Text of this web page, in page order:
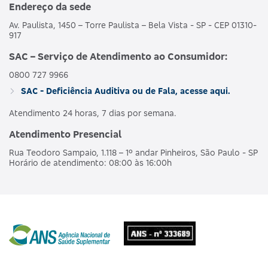
Endereço da sede
Av. Paulista, 1450 – Torre Paulista – Bela Vista - SP - CEP 01310-
917
SAC – Serviço de Atendimento ao Consumidor:
0800 727 9966
SAC - Deficiência Auditiva ou de Fala, acesse aqui.
Atendimento 24 horas, 7 dias por semana.
Atendimento Presencial
Rua Teodoro Sampaio, 1.118 – 1º andar Pinheiros, São Paulo - SP
Horário de atendimento: 08:00 às 16:00h